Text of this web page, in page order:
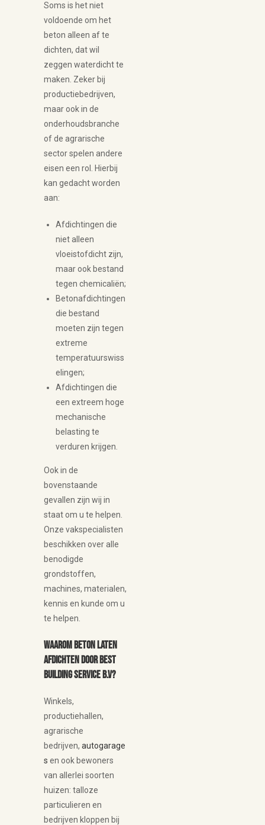
Soms is het niet
voldoende om het
beton alleen af te
dichten, dat wil
zeggen waterdicht te
maken. Zeker bij
productiebedrijven,
maar ook in de
onderhoudsbranche
of de agrarische
sector spelen andere
eisen een rol. Hierbij
kan gedacht worden
aan:
Afdichtingen die
niet alleen
vloeistofdicht zijn,
maar ook bestand
tegen chemicaliën;
Betonafdichtingen
die bestand
moeten zijn tegen
extreme
temperatuurswiss
elingen;
Afdichtingen die
een extreem hoge
mechanische
belasting te
verduren krijgen.
Ook in de
bovenstaande
gevallen zijn wij in
staat om u te helpen.
Onze vakspecialisten
beschikken over alle
benodigde
grondstoffen,
machines, materialen,
kennis en kunde om u
te helpen.
Waarom beton laten
afdichten door Best
Building Service B.V?
Winkels,
productiehallen,
agrarische
bedrijven, autogarage
s en ook bewoners
van allerlei soorten
huizen: talloze
particulieren en
bedrijven kloppen bij